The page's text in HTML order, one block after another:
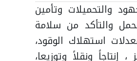
والتحميلات وتأمين
والتأكد من سلامة
استهلاك الوقود،
ونقلاً وتوزيعا،